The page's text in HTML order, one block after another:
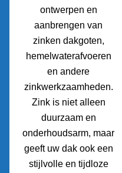
ontwerpen en
aanbrengen van
zinken dakgoten,
hemelwaterafvoeren
en andere
zinkwerkzaamheden.
Zink is niet alleen
duurzaam en
onderhoudsarm, maar
geeft uw dak ook een
stijlvolle en tijdloze